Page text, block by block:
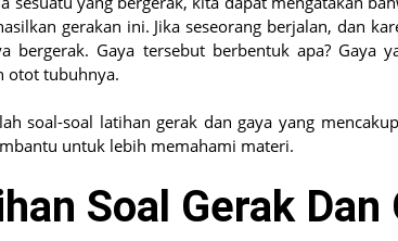
gerakan ini. Jika seseorang berjalan, dan
bergerak. Gaya tersebut berbentuk apa? Gaya
otot tubuhnya.
soal-soal latihan gerak dan gaya yang
untuk lebih memahami materi.
Soal Gerak Dan